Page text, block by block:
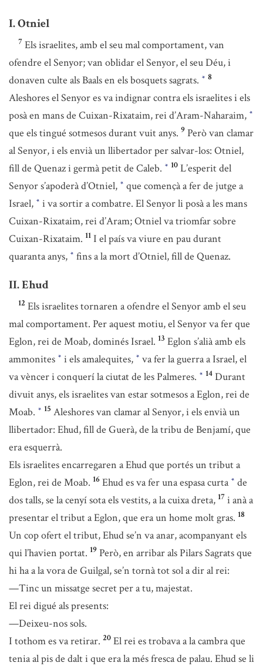
I. Otniel
7 Els israelites, amb el seu mal comportament, van
ofendre el Senyor; van oblidar el Senyor, el seu Déu, i
donaven culte als Baals en els bosquets sagrats. * 8
Aleshores el Senyor es va indignar contra els israelites i els
posà en mans de Cuixan-Rixataim, rei d’Aram-Naharaim, *
que els tingué sotmesos durant vuit anys. 9 Però van clamar
al Senyor, i els envià un llibertador per salvar-los: Otniel,
fill de Quenaz i germà petit de Caleb. * 10 L’esperit del
Senyor s’apoderà d’Otniel, * que començà a fer de jutge a
Israel, * i va sortir a combatre. El Senyor li posà a les mans
Cuixan-Rixataim, rei d’Aram; Otniel va triomfar sobre
Cuixan-Rixataim. 11 I el país va viure en pau durant
quaranta anys, * fins a la mort d’Otniel, fill de Quenaz.
II. Ehud
12 Els israelites tornaren a ofendre el Senyor amb el seu
mal comportament. Per aquest motiu, el Senyor va fer que
Eglon, rei de Moab, dominés Israel. 13 Eglon s’alià amb els
ammonites * i els amalequites, * va fer la guerra a Israel, el
va vèncer i conquerí la ciutat de les Palmeres. * 14 Durant
divuit anys, els israelites van estar sotmesos a Eglon, rei de
Moab. * 15 Aleshores van clamar al Senyor, i els envià un
llibertador: Ehud, fill de Guerà, de la tribu de Benjamí, que
era esquerrà.
Els israelites encarregaren a Ehud que portés un tribut a
Eglon, rei de Moab. 16 Ehud es va fer una espasa curta * de
dos talls, se la cenyí sota els vestits, a la cuixa dreta, 17 i anà a
presentar el tribut a Eglon, que era un home molt gras. 18
Un cop ofert el tribut, Ehud se’n va anar, acompanyant els
qui l’havien portat. 19 Però, en arribar als Pilars Sagrats que
hi ha a la vora de Guilgal, se’n tornà tot sol a dir al rei:
—Tinc un missatge secret per a tu, majestat.
El rei digué als presents:
—Deixeu-nos sols.
I tothom es va retirar. 20 El rei es trobava a la cambra que
tenia al pis de dalt i que era la més fresca de palau. Ehud se li